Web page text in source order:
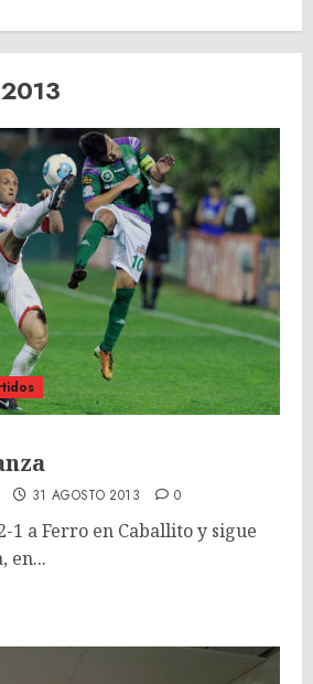
31 AGOSTO 2013 0
1 a Ferro en Caballito y sigue
en...